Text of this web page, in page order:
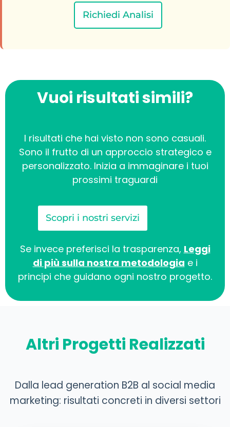
Richiedi Analisi
Vuoi risultati simili?
I risultati che hai visto non sono casuali.
Sono il frutto di un approccio strategico e
personalizzato. Inizia a immaginare i tuoi
prossimi traguardi
Scopri i nostri servizi
Se invece preferisci la trasparenza, Leggi
di più sulla nostra metodologia e i
principi che guidano ogni nostro progetto.
Altri Progetti Realizzati
Dalla lead generation B2B al social media
marketing: risultati concreti in diversi settori